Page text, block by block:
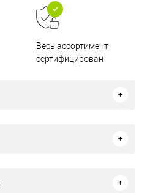
Весь ассортимент
сертифицирован